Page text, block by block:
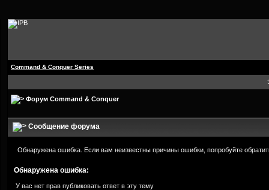
Command & Conquer Series
Форум Command & Conquer
Сообщение форума
Обнаружена ошибка. Если вам неизвестны причины ошибки, попробуйте
Обнаружена ошибка:
У вас нет прав публиковать ответ в эту тему